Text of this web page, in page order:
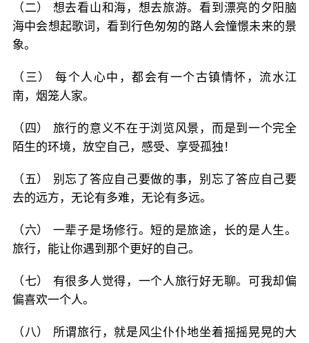
（二） 想去看山和海，想去旅游。看到漂亮的夕阳脑
海中会想起歌词，看到行色匆匆的路人会憧憬未来的景
象。
（三） 每个人心中，都会有一个古镇情怀，流水江
南，烟笼人家。
（四） 旅行的意义不在于浏览风景，而是到一个完全
陌生的环境，放空自己，感受、享受孤独！
（五） 别忘了答应自己要做的事，别忘了答应自己要
去的远方，无论有多难，无论有多远。
（六） 一辈子是场修行。短的是旅途，长的是人生。
旅行，能让你遇到那个更好的自己。
（七） 有很多人觉得，一个人旅行好无聊。可我却偏
偏喜欢一个人。
（八） 所谓旅行，就是风尘仆仆地坐着摇摇晃晃的大